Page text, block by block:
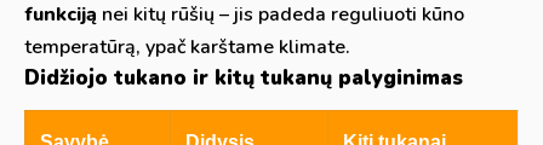
funkciją nei kitų rūšių – jis padeda reguliuoti kūno
temperatūrą, ypač karštame klimate.
Didžiojo tukano ir kitų tukanų palyginimas